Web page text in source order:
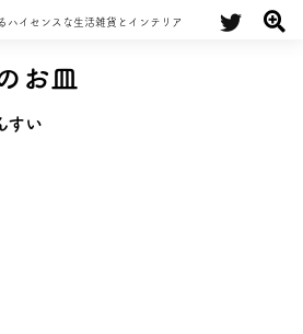
ハイセンスな生活雑貨とインテリア
お皿
すい